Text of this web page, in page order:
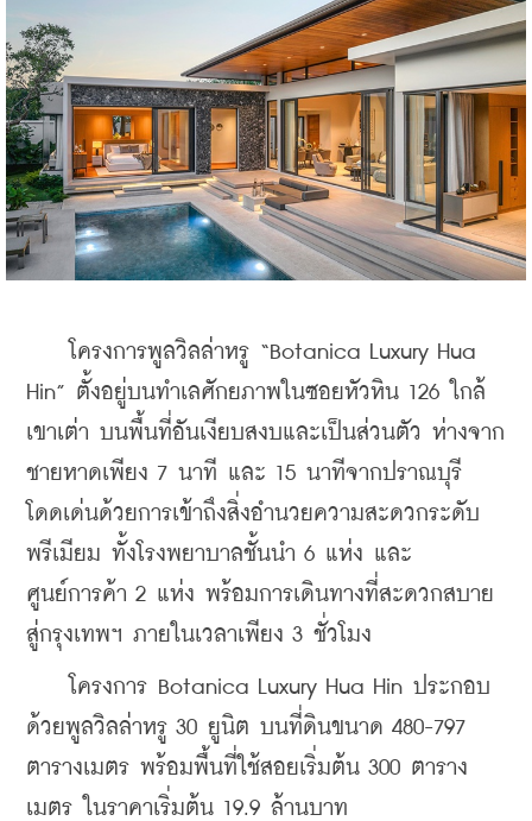
โครงการพูลวิลล่าหรู “Botanica Luxury Hua
Hin” ตั้งอยู่บนทำเลศักยภาพในซอยหัวหิน 126 ใกล้
เขาเต่า บนพื้นที่อันเงียบสงบและเป็นส่วนตัว ห่างจาก
ชายหาดเพียง 7 นาที และ 15 นาทีจากปราณบุรี
โดดเด่นด้วยการเข้าถึงสิ่งอำนวยความสะดวกระดับ
พรีเมียม ทั้งโรงพยาบาลชั้นนำ 6 แห่ง และ
ศูนย์การค้า 2 แห่ง พร้อมการเดินทางที่สะดวกสบาย
สู่กรุงเทพฯ ภายในเวลาเพียง 3 ชั่วโมง
โครงการ Botanica Luxury Hua Hin ประกอบ
ด้วยพูลวิลล่าหรู 30 ยูนิต บนที่ดินขนาด 480-797
ตารางเมตร พร้อมพื้นที่ใช้สอยเริ่มต้น 300 ตาราง
เมตร ในราคาเริ่มต้น 19.9 ล้านบาท